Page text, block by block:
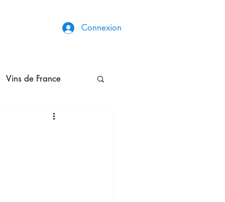
Connexion
Vins de France
Broderies & Couture